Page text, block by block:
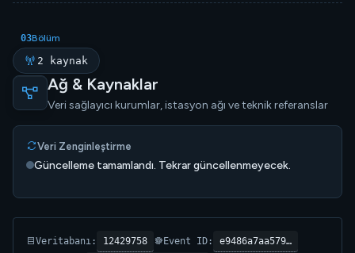
03Bölüm
2 kaynak
Ağ & Kaynaklar
Veri sağlayıcı kurumlar, istasyon ağı ve teknik referanslar
Veri Zenginleştirme
Güncelleme tamamlandı. Tekrar güncellenmeyecek.
Veritabanı: 12429758 Event ID: e9486a7aa579…